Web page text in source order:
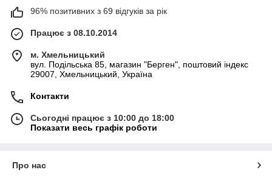
96% позитивних з 69 відгуків за рік
Працює з 08.10.2014
м. Хмельницький
вул. Подільська 85, магазин "Берген", поштовий індекс
29007, Хмельницький, Україна
Контакти
Сьогодні працює з 10:00 до 18:00
Показати весь графік роботи
Про нас